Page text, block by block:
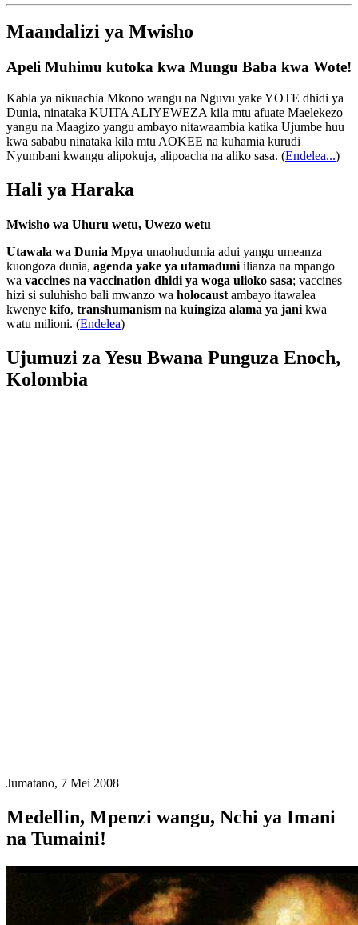
Maandalizi ya Mwisho
Apeli Muhimu kutoka kwa Mungu Baba kwa Wote!
Kabla ya nikuachia Mkono wangu na Nguvu yake YOTE dhidi ya
Dunia, ninataka KUITA ALIYEWEZA kila mtu afuate Maelekezo
yangu na Maagizo yangu ambayo nitawaambia katika Ujumbe huu
kwa sababu ninataka kila mtu AOKEE na kuhamia kurudi
Nyumbani kwangu alipokuja, alipoacha na aliko sasa. (Endelea...)
Hali ya Haraka
Mwisho wa Uhuru wetu, Uwezo wetu
Utawala wa Dunia Mpya unaohudumia adui yangu umeanza
kuongoza dunia, agenda yake ya utamaduni ilianza na mpango
wa vaccines na vaccination dhidi ya woga ulioko sasa; vaccines
hizi si suluhisho bali mwanzo wa holocaust ambayo itawalea
kwenye kifo, transhumanism na kuingiza alama ya jani kwa
watu milioni. (Endelea)
Ujumuzi za Yesu Bwana Punguza Enoch,
Kolombia
Jumatano, 7 Mei 2008
Medellin, Mpenzi wangu, Nchi ya Imani
na Tumaini!